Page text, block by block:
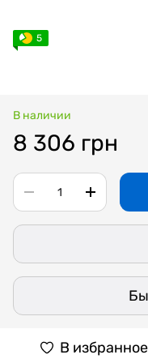
5
В наличии
8 306 грн
В избранное